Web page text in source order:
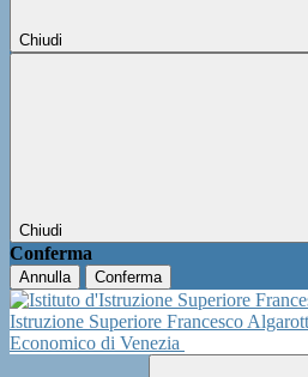
Chiudi
Chiudi
Conferma
Annulla Conferma
Istruzione Superiore Francesco
Economico di Venezia